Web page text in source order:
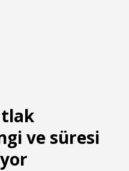
ve süresi